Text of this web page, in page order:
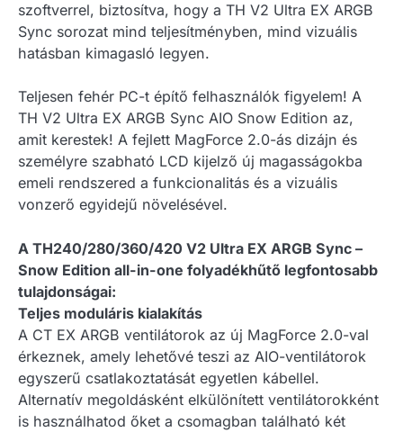
szoftverrel, biztosítva, hogy a TH V2 Ultra EX ARGB
Sync sorozat mind teljesítményben, mind vizuális
hatásban kimagasló legyen.
Teljesen fehér PC-t építő felhasználók figyelem! A
TH V2 Ultra EX ARGB Sync AIO Snow Edition az,
amit kerestek! A fejlett MagForce 2.0-ás dizájn és
személyre szabható LCD kijelző új magasságokba
emeli rendszered a funkcionalitás és a vizuális
vonzerő egyidejű növelésével.
A TH240/280/360/420 V2 Ultra EX ARGB Sync –
Snow Edition all-in-one folyadékhűtő legfontosabb
tulajdonságai:
Teljes moduláris kialakítás
A CT EX ARGB ventilátorok az új MagForce 2.0-val
érkeznek, amely lehetővé teszi az AIO-ventilátorok
egyszerű csatlakoztatását egyetlen kábellel.
Alternatív megoldásként elkülönített ventilátorokként
is használhatod őket a csomagban található két